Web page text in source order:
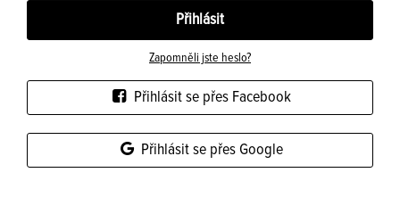
Zapomněli jste heslo?
Přihlásit se přes Facebook
Přihlásit se přes Google